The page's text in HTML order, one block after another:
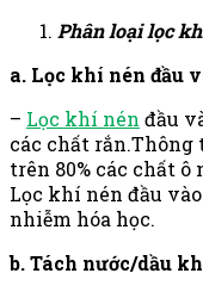
Phân loại lọc
a. Lọc khí nén đầu
– Lọc khí nén đầu
các chất rắn.Thông
trên 80% các chất
Lọc khí nén đầu
nhiễm hóa học.
b. Tách nước/dầu